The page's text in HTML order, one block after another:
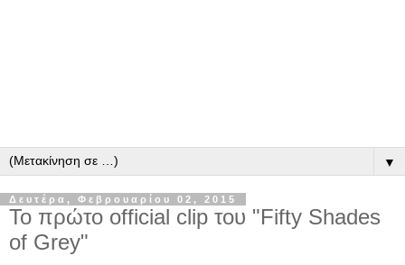
▼
Δευτέρα, Φεβρουαρίου 02, 2015
Το πρώτο official clip του "Fifty Shades
of Grey"